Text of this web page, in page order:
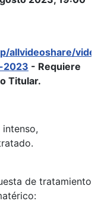
allvideoshare/
2023 - Requiere
Titular.
de tratamiento